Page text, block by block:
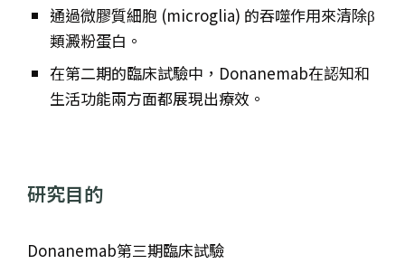
通過微膠質細胞 (microglia) 的吞噬作用來清除β
類澱粉蛋白。
在第二期的臨床試驗中，Donanemab在認知和
生活功能兩方面都展現出療效。
研究目的
Donanemab第三期臨床試驗